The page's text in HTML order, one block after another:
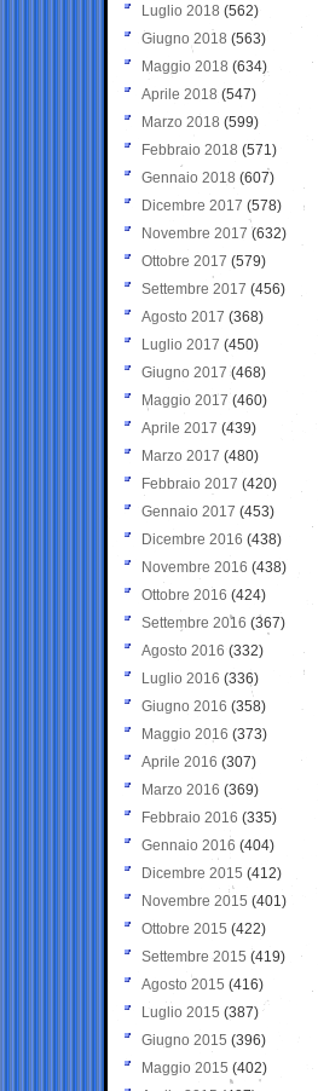
Luglio 2018 (562)
Giugno 2018 (563)
Maggio 2018 (634)
Aprile 2018 (547)
Marzo 2018 (599)
Febbraio 2018 (571)
Gennaio 2018 (607)
Dicembre 2017 (578)
Novembre 2017 (632)
Ottobre 2017 (579)
Settembre 2017 (456)
Agosto 2017 (368)
Luglio 2017 (450)
Giugno 2017 (468)
Maggio 2017 (460)
Aprile 2017 (439)
Marzo 2017 (480)
Febbraio 2017 (420)
Gennaio 2017 (453)
Dicembre 2016 (438)
Novembre 2016 (438)
Ottobre 2016 (424)
Settembre 2016 (367)
Agosto 2016 (332)
Luglio 2016 (336)
Giugno 2016 (358)
Maggio 2016 (373)
Aprile 2016 (307)
Marzo 2016 (369)
Febbraio 2016 (335)
Gennaio 2016 (404)
Dicembre 2015 (412)
Novembre 2015 (401)
Ottobre 2015 (422)
Settembre 2015 (419)
Agosto 2015 (416)
Luglio 2015 (387)
Giugno 2015 (396)
Maggio 2015 (402)